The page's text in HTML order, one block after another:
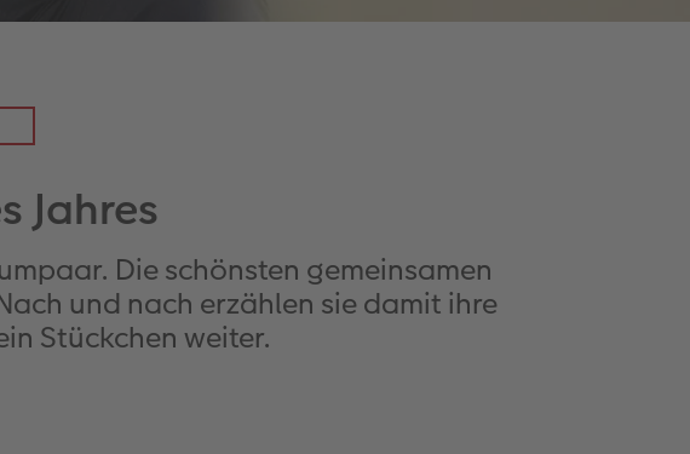
Jahres
Die schönsten gemeinsamen
und nach erzählen sie damit ihre
Stückchen weiter.